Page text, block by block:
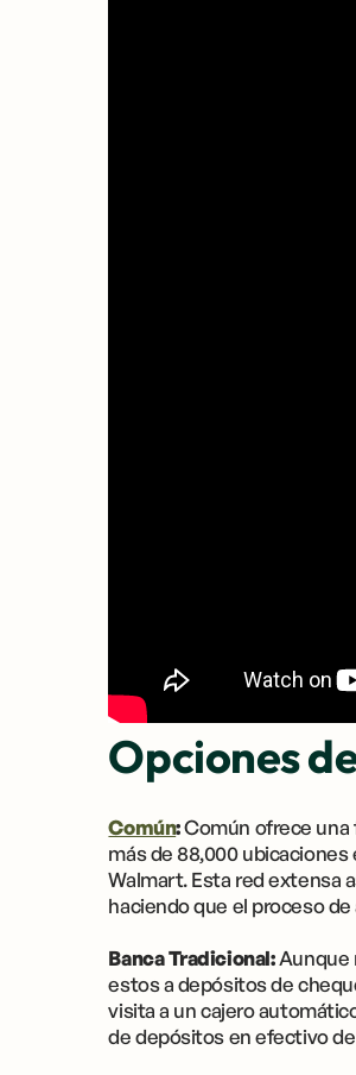
Opciones
Común:Común ofrece una
más de 88,000
Walmart. Esta red extensa
haciendo que el proceso
Banca Tradicional:Aunque
estos a depósitos de
visita a un cajero
de depósitos en efectivo